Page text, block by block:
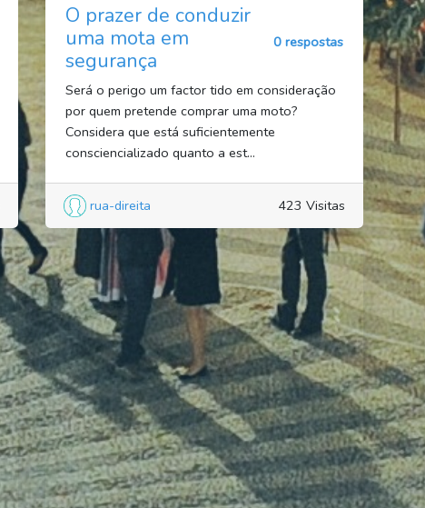
O prazer de conduzir
uma mota em
segurança
0 respostas
Será o perigo um factor tido em consideração
por quem pretende comprar uma moto?
Considera que está suficientemente
consciencializado quanto a est...
rua-direita 423 Visitas